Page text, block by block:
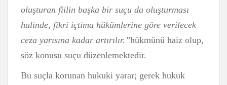
oluşturan fiilin başka bir suçu da oluşturması
halinde, fikri içtima hükümlerine göre verilecek
ceza yarısına kadar artırılır.”hükmünü haiz olup,
söz konusu suçu düzenlemektedir.
Bu suçla korunan hukuki yarar; gerek hukuk